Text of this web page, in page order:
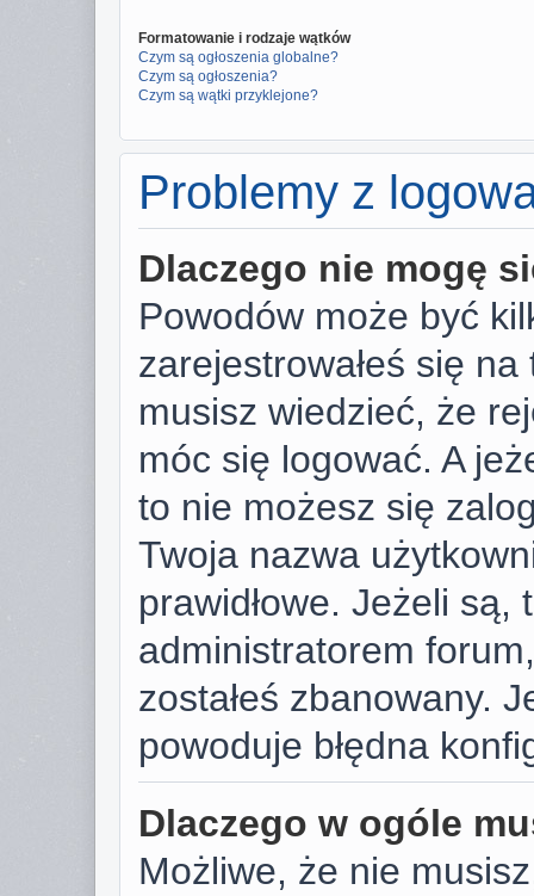
Formatowanie i rodzaje wątków
Czym są ogłoszenia globalne?
Czym są ogłoszenia?
Czym są wątki przyklejone?
Problemy z
Dlaczego nie mogę
Powodów może być
zarejestrowałeś się
musisz wiedzieć, że
móc się logować. A
to nie możesz się
Twoja nazwa
prawidłowe. Jeżeli są,
administratorem
zostałeś zbanowany.
powoduje błędna
Dlaczego w ogóle
Możliwe, że nie